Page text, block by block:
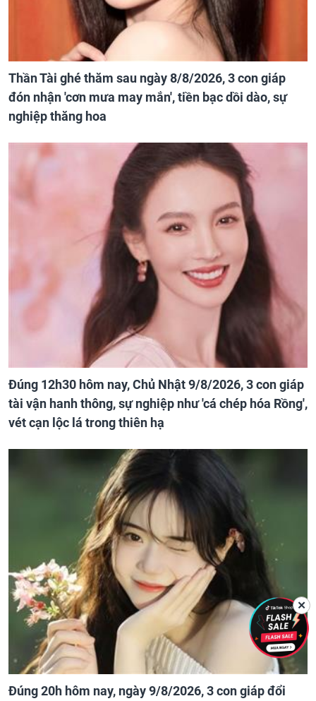
Thần Tài ghé thăm sau ngày 8/8/2026, 3 con giáp
đón nhận 'cơn mưa may mắn', tiền bạc dồi dào, sự
nghiệp thăng hoa
Đúng 12h30 hôm nay, Chủ Nhật 9/8/2026, 3 con giáp
tài vận hanh thông, sự nghiệp như 'cá chép hóa Rồng',
vét cạn lộc lá trong thiên hạ
Đúng 20h hôm nay, ngày 9/8/2026, 3 con giáp đổi
✕